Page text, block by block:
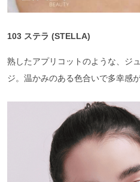
103 ステラ (STELLA)
熟したアプリコットのような、ジ
ジ。温かみのある色合いで多幸感が